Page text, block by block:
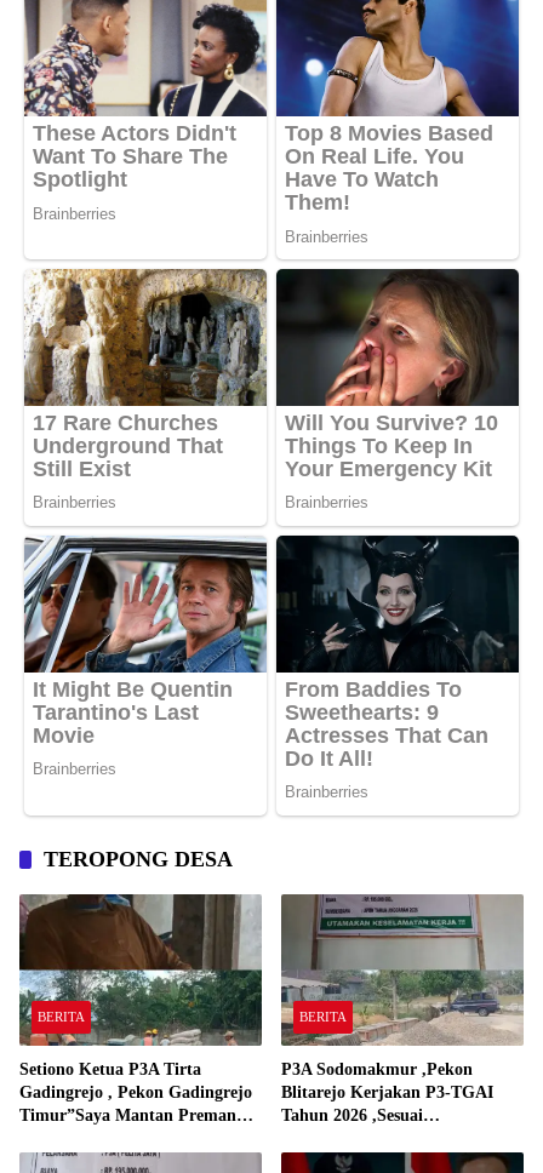
TEROPONG DESA
BERITA
Setiono Ketua P3A Tirta
Gadingrejo , Pekon Gadingrejo
Timur”Saya Mantan Preman
Gadingrejo Tahun 2000″
BERITA
P3A Sodomakmur ,Pekon
Blitarejo Kerjakan P3-TGAI
Tahun 2026 ,Sesuai